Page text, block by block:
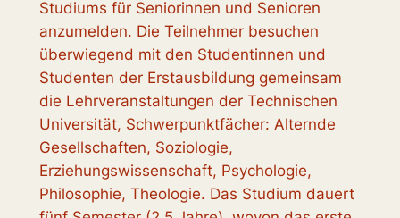
Studiums für Seniorinnen und Senioren
anzumelden. Die Teilnehmer besuchen
überwiegend mit den Studentinnen und
Studenten der Erstausbildung gemeinsam
die Lehrveranstaltungen der Technischen
Universität, Schwerpunktfächer: Alternde
Gesellschaften, Soziologie,
Erziehungswissenschaft, Psychologie,
Philosophie, Theologie. Das Studium dauert